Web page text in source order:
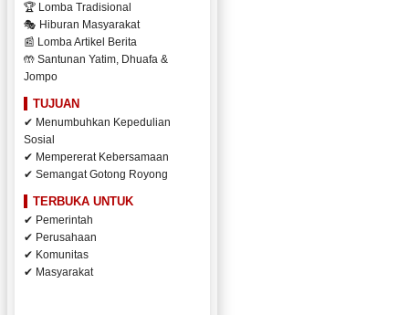
🏆 Lomba Tradisional
🎭 Hiburan Masyarakat
📰 Lomba Artikel Berita
🤲 Santunan Yatim, Dhuafa &
Jompo
TUJUAN
✔ Menumbuhkan Kepedulian
Sosial
✔ Mempererat Kebersamaan
✔ Semangat Gotong Royong
TERBUKA UNTUK
✔ Pemerintah
✔ Perusahaan
✔ Komunitas
✔ Masyarakat